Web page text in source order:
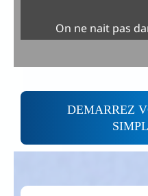
On ne nait pas
DEMARREZ